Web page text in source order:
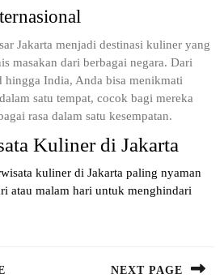
Jakarta menjadi destinasi kuliner yang
masakan dari berbagai negara. Dari
hingga India, Anda bisa menikmati
satu tempat, cocok bagi mereka
rasa dalam satu kesempatan.
Kuliner di Jakarta
kuliner di Jakarta paling nyaman
atau malam hari untuk menghindari
NEXT PAGE